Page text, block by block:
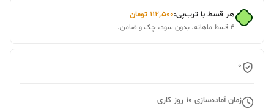
هر قسط با ترب‌پی:۱۱۲٬۵۰۰ تومان
۴ قسط ماهانه. بدون سود، چک و ضامن.
0
زمان آماده‌سازی 10 روز کاری